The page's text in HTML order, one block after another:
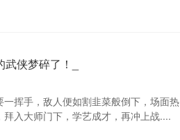
侠梦碎了！_
挥手，敌人便如割韭菜般倒下，场面热
入大师门下，学艺成才，再冲上战....